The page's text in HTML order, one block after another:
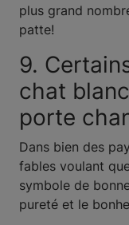
plus grand
patte!
9.
chat
porte
Dans bien des
fables voulant
symbole de
pureté et le